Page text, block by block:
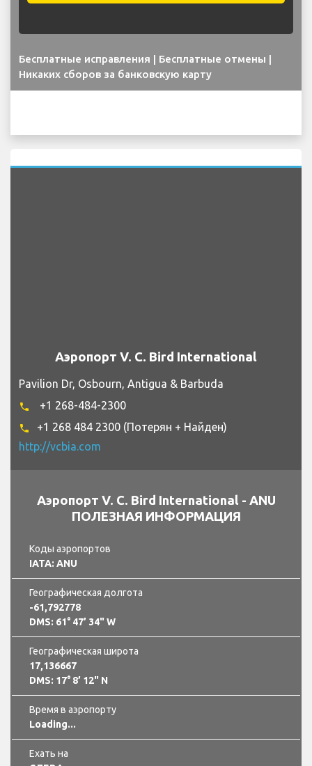
Бесплатные исправления | Бесплатные отмены |
Никаких сборов за банковскую карту
Аэропорт V. C. Bird International
Pavilion Dr, Osbourn, Antigua & Barbuda
phone +1 268-484-2300
phone
+1 268 484 2300 (Потерян + Найден)
http://vcbia.com
Аэропорт V. C. Bird International - ANU
ПОЛЕЗНАЯ ИНФОРМАЦИЯ
Коды аэропортов
IATA: ANU
Географическая долгота
-61,792778
DMS: 61° 47’ 34" W
Географическая широта
17,136667
DMS: 17° 8’ 12" N
Время в аэропорту
Loading...
Ехать на